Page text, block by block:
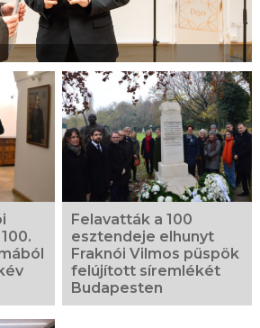
Felavatták a 100
esztendeje elhunyt
Fraknói Vilmos püspök
felújított síremlékét
Budapesten